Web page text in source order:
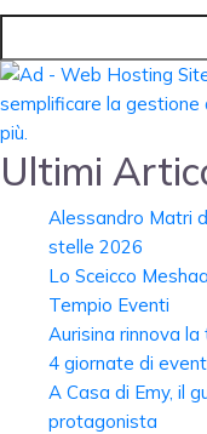
Ultimi
Alessandro Matri
stelle 2026
Lo Sceicco
Tempio Eventi
Aurisina rinnova la
4 giornate di
A Casa di Emy, il
protagonista